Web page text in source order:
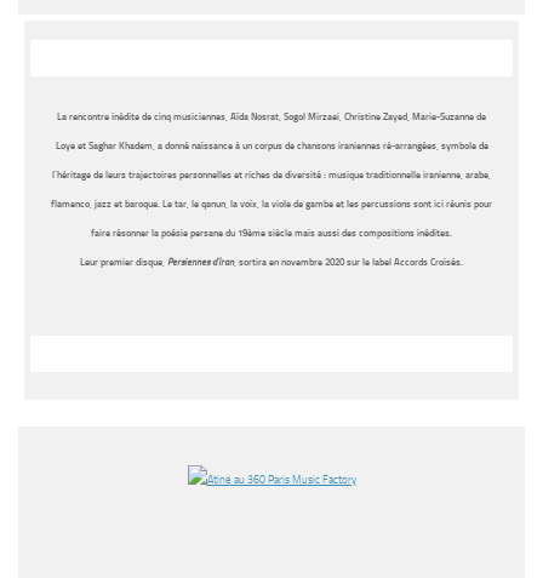
La rencontre inédite de cinq musiciennes, Aïda Nosrat, Sogol Mirzaei, Christine Zayed, Marie-Suzanne de
Loye et Saghar Khadem, a donné naissance à un corpus de chansons iraniennes ré-arrangées, symbole de
l’héritage de leurs trajectoires personnelles et riches de diversité : musique traditionnelle iranienne, arabe,
flamenco, jazz et baroque. Le tar, le qanun, la voix, la viole de gambe et les percussions sont ici réunis pour
faire résonner la poésie persane du 19ème siècle mais aussi des compositions inédites.
Leur premier disque, Persiennes d’Iran, sortira en novembre 2020 sur le label Accords Croisés.